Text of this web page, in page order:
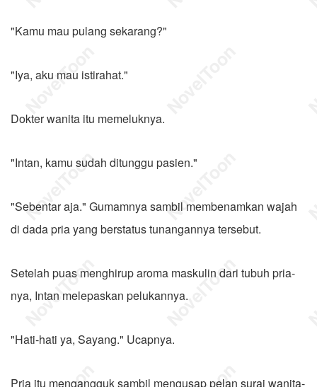
"Kamu mau pulang sekarang?"
"Iya, aku mau istirahat."
Dokter wanita itu memeluknya.
"Intan, kamu sudah ditunggu pasien."
"Sebentar aja." Gumamnya sambil membenamkan wajah
di dada pria yang berstatus tunangannya tersebut.
Setelah puas menghirup aroma maskulin dari tubuh pria-
nya, Intan melepaskan pelukannya.
"Hati-hati ya, Sayang." Ucapnya.
Pria itu mengangguk sambil mengusap pelan surai wanita-